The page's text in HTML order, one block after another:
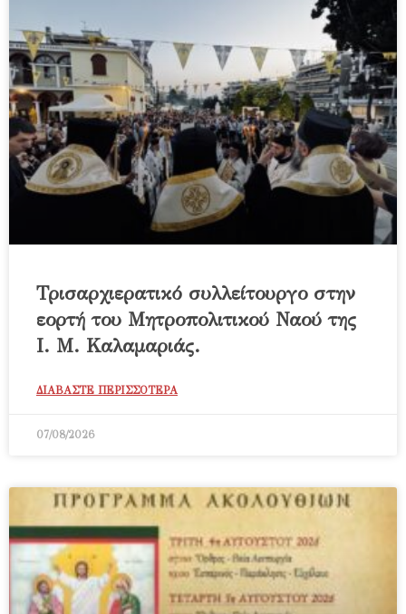
Τρισαρχιερατικό συλλείτουργο στην
εορτή του Μητροπολιτικού Ναού της
Ι. Μ. Καλαμαριάς.
ΔΙΑΒΑΣΤΕ ΠΕΡΙΣΣΟΤΕΡΑ
07/08/2026